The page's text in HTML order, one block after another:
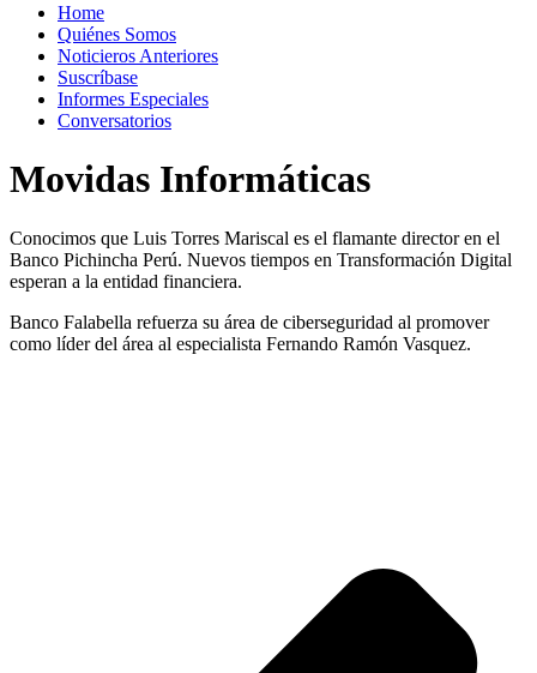
Home
Quiénes Somos
Noticieros Anteriores
Suscríbase
Informes Especiales
Conversatorios
Movidas Informáticas
Conocimos que Luis Torres Mariscal es el flamante director en el
Banco Pichincha Perú. Nuevos tiempos en Transformación Digital
esperan a la entidad financiera.
Banco Falabella refuerza su área de ciberseguridad al promover
como líder del área al especialista Fernando Ramón Vasquez.